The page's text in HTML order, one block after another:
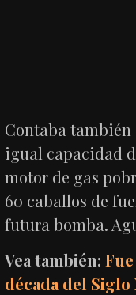
Contaba
igual capacidad
motor de gas
60 caballos de
futura bomba.
Vea también:
década del